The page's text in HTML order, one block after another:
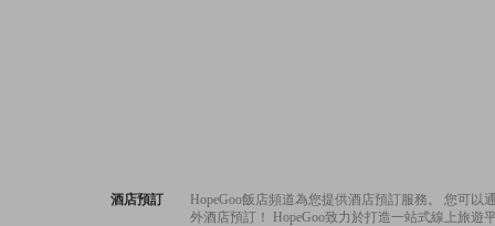
酒店預訂
HopeGoo飯店頻道為您提供酒店預訂服務。 您可
外酒店預訂！ HopeGoo致力於打造一站式線上旅